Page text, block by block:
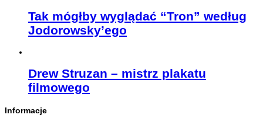
Tak mógłby wyglądać “Tron” według
Jodorowsky’ego
Drew Struzan – mistrz plakatu
filmowego
Informacje